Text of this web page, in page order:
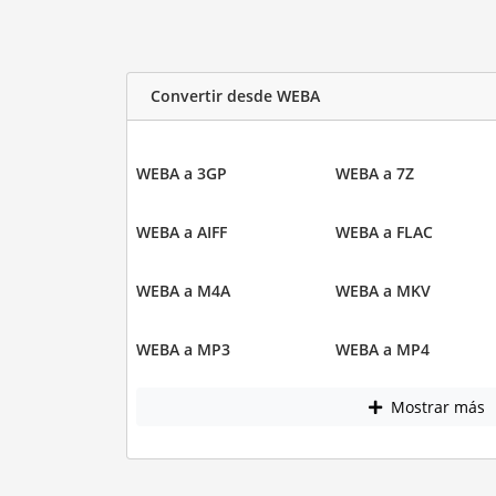
Convertir desde WEBA
WEBA a 3GP WEBA a 7Z
WEBA a AIFF WEBA a FLAC
WEBA a M4A WEBA a MKV
WEBA a MP3 WEBA a MP4
Mostrar más